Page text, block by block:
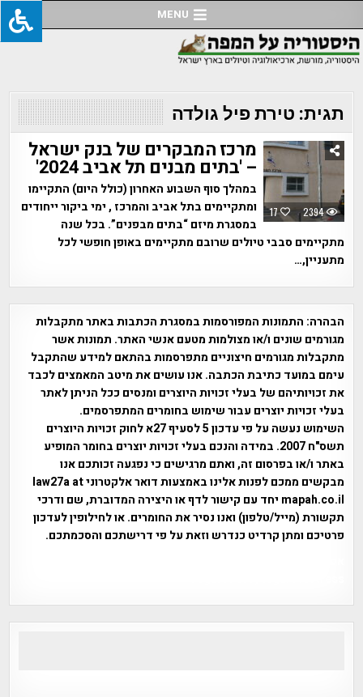
to
content
MENU
תגית: טירת פיל גולדה
17 2394
מרכז המבקרים של בנק ישראל
– 'בתים מבנים תל אביב 2024'
במהלך סוף השבוע האחרון (כולל היום) התקיימו
ומתקיימים בתל אביב והמרכז , ימי ביקור ייחודים
במסגרת מיזם “בתים מבפנים”. בכל שנה
מתקיימים סבבי טיולים שרובם מתקיימים באופן חופשי לכל
מתעניין,…
הבהרה: התמונות המפורסמות במסגרת הכתבות באתר מתקבלות
מגורמים שונים ו/או מצולמות מטעם אנשי האתר. תמונות אשר
מתקבלות מגורמים חיצוניים מתפרסמות בהתאם למידע שהתקבל
עימם במועד כתיבת הכתבה. אנו עושים את מיטב המאמצים לכבד
את זכויותיהם של בעלי זכויות היוצרים ומנסים ככל הניתן לאתר
בעלי זכויות יוצרים עבור שימוש בחומרים המתפרסמים.
השימוש נעשה על פי עדכון 5 לסעיף 27א לחוק זכויות היוצרים
תשס"ח 2007. במידה והנכם בעלי זכויות יוצרים בחומר המופיע
באתר ו/או בפרסום זה, ואתם מרגישים כי נפגעה זכותכם אנו
מבקשים ממכם לפנות אלינו באמצעות דואר אלקטרוני law27a at
mapah.co.il יחד עם קישור לדף או היצירה המדוברת, שם ודרכי
תקשורת (מייל/טלפון) ואנו נסיר את החומרים. או לחילופין לעדכון
פרטיכם ומתן קרדיט כנדרש וזאת על פי דרישתכם והסכמתכם.